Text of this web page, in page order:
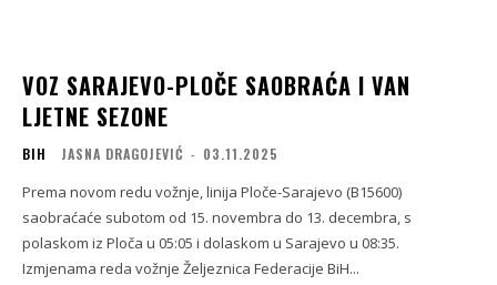
VOZ SARAJEVO-PLOČE SAOBRAĆA I VAN
LJETNE SEZONE
BIH JASNA DRAGOJEVIĆ - 03.11.2025
Prema novom redu vožnje, linija Ploče-Sarajevo (B15600)
saobraćaće subotom od 15. novembra do 13. decembra, s
polaskom iz Ploča u 05:05 i dolaskom u Sarajevo u 08:35.
Izmjenama reda vožnje Željeznica Federacije BiH...